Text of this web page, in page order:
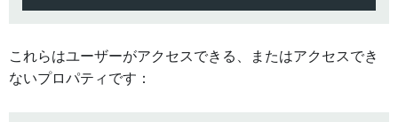
これらはユーザーがアクセスできる、またはアクセスでき
ないプロパティです：